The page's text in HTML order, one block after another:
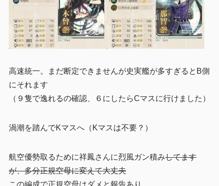
高速統一。まだ断定できませんが史実艦が多すぎるとB側
にそれます
（９隻で逸れるの確認、６にしたらCマスに行けました）
渦潮を踏んでKマスへ（Kマスは不要？）
航空優勢取るために祥鳳さんに烈風ガン積みしてます
が、多分正規空母に変えて大丈夫